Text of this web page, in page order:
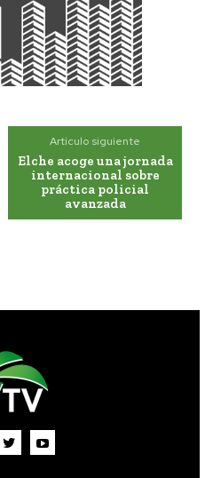
Artículo siguiente
Elche acoge una jornada
internacional sobre
práctica policial
avanzada